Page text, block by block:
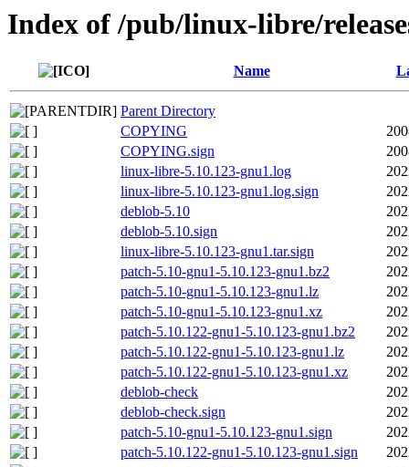
Index of /pub/linux-libre/
Name
Parent Directory
COPYING
COPYING.sign
linux-libre-5.10.123-gnu1.log
linux-libre-5.10.123-gnu1.log.sign
deblob-5.10
deblob-5.10.sign
linux-libre-5.10.123-gnu1.tar.sign
patch-5.10-gnu1-5.10.123-gnu1.bz2
patch-5.10-gnu1-5.10.123-gnu1.lz
patch-5.10-gnu1-5.10.123-gnu1.xz
patch-5.10.122-gnu1-5.10.123-gnu1.bz2
patch-5.10.122-gnu1-5.10.123-gnu1.lz
patch-5.10.122-gnu1-5.10.123-gnu1.xz
deblob-check
deblob-check.sign
patch-5.10-gnu1-5.10.123-gnu1.sign
patch-5.10.122-gnu1-5.10.123-gnu1.sign